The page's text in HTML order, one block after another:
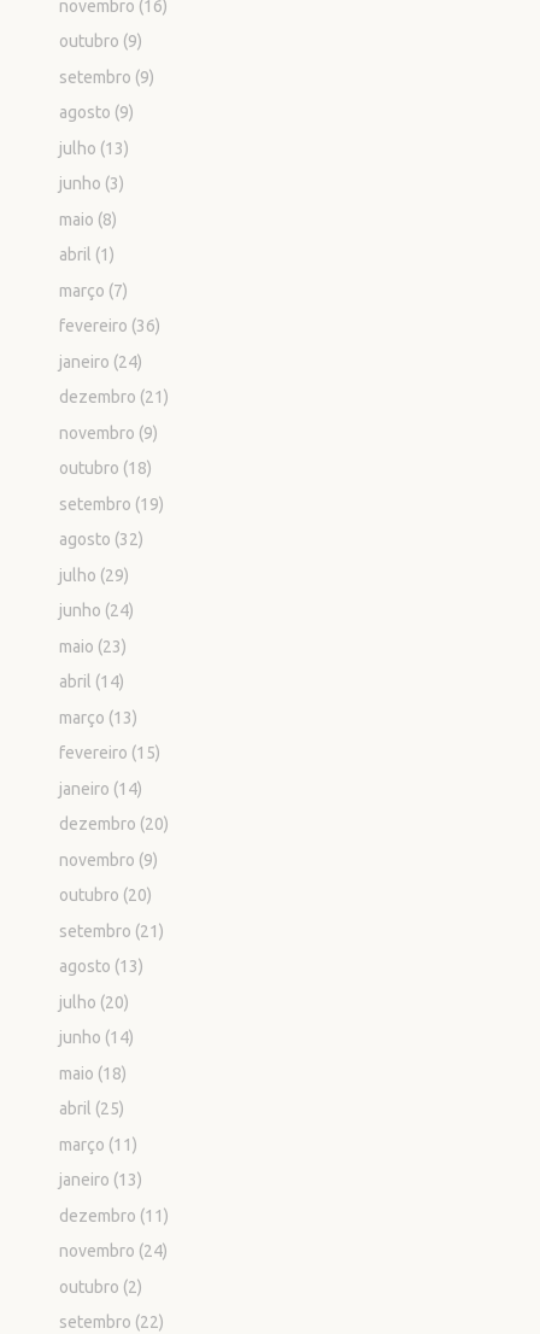
novembro (16)
outubro (9)
setembro (9)
agosto (9)
julho (13)
junho (3)
maio (8)
abril (1)
março (7)
fevereiro (36)
janeiro (24)
dezembro (21)
novembro (9)
outubro (18)
setembro (19)
agosto (32)
julho (29)
junho (24)
maio (23)
abril (14)
março (13)
fevereiro (15)
janeiro (14)
dezembro (20)
novembro (9)
outubro (20)
setembro (21)
agosto (13)
julho (20)
junho (14)
maio (18)
abril (25)
março (11)
janeiro (13)
dezembro (11)
novembro (24)
outubro (2)
setembro (22)